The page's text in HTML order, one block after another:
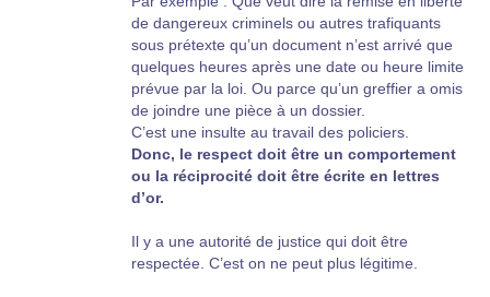
de dangereux criminels ou autres trafiquants
sous prétexte qu’un document n’est arrivé que
quelques heures après une date ou heure limite
prévue par la loi. Ou parce qu’un greffier a omis
de joindre une pièce à un dossier.
C’est une insulte au travail des policiers.
Donc, le respect doit être un comportement
ou la réciprocité doit être écrite en lettres
d’or.
Il y a une autorité de justice qui doit être
respectée. C’est on ne peut plus légitime.